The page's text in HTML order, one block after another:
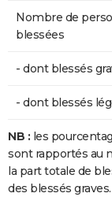
Nombre de
blessées
- dont blessés
- dont blessés
NB : les
sont rapportés au
la part totale de
des blessés graves.